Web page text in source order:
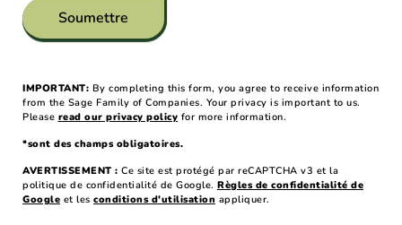
Soumettre
IMPORTANT: By completing this form, you agree to receive information
from the Sage Family of Companies. Your privacy is important to us.
Please read our privacy policy for more information.
*sont des champs obligatoires.
AVERTISSEMENT : Ce site est protégé par reCAPTCHA v3 et la
politique de confidentialité de Google. Règles de confidentialité de
Google et les conditions d'utilisation appliquer.